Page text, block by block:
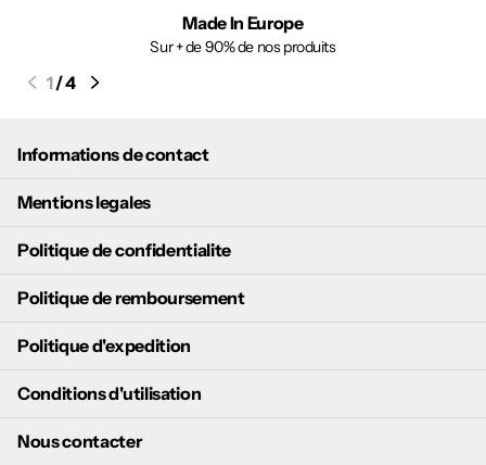
Made In Europe
Sur + de 90% de nos produits
1/4
Informations de contact
Mentions legales
Politique de confidentialite
Politique de remboursement
Politique d'expedition
Conditions d'utilisation
Nous contacter